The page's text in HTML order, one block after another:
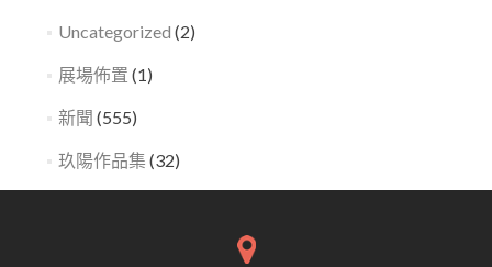
Uncategorized (2)
展場佈置 (1)
新聞 (555)
玖陽作品集 (32)